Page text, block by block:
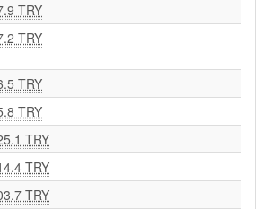
TRY
TRY
TRY
TRY
TRY
TRY
TRY